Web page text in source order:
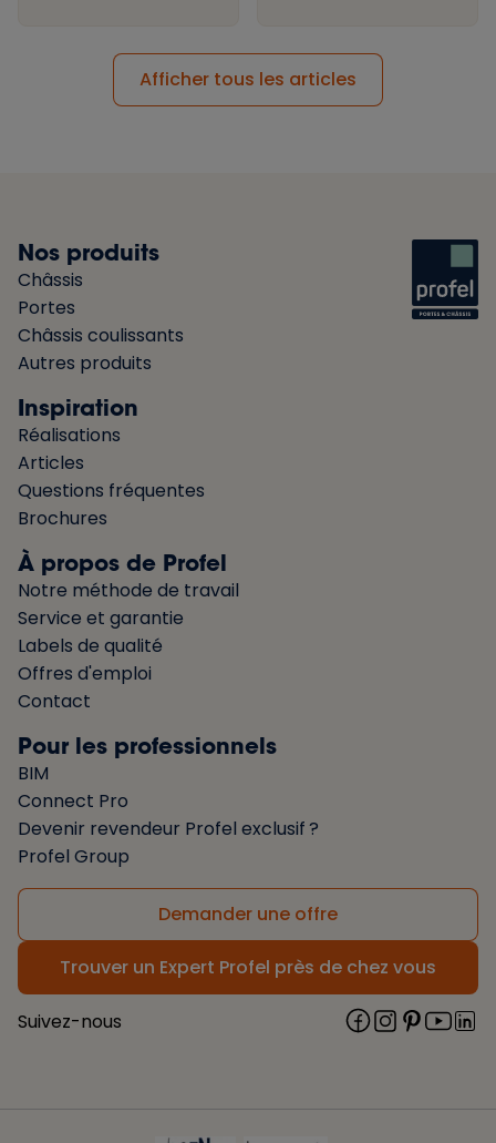
Afficher tous les articles
Nos produits
Châssis
Portes
Châssis coulissants
Autres produits
Inspiration
Réalisations
Articles
Questions fréquentes
Brochures
À propos de Profel
Notre méthode de travail
Service et garantie
Labels de qualité
Offres d'emploi
Contact
Pour les professionnels
BIM
Connect Pro
Devenir revendeur Profel exclusif ?
Profel Group
Demander une offre
Trouver un Expert Profel près de chez vous
Suivez-nous